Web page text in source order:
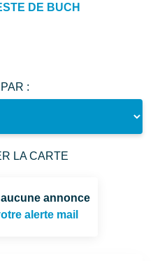
DE BUCH
:
LA CARTE
aucune annonce
alerte mail